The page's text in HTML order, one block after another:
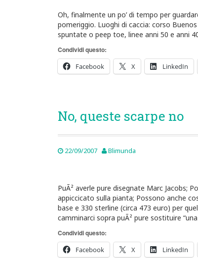
Oh, finalmente un po’ di tempo per
pomeriggio. Luoghi di caccia: corso
spuntate o peep toe, linee anni 50 e anni
Condividi questo:
Facebook
X LinkedIn
No, queste scarpe no
22/09/2007 Blimunda
PuÃ² averle pure disegnate Marc Jacobs;
appiccicato sulla pianta; Possono anche
base e 330 sterline (circa 473 euro) per
camminarci sopra puÃ² pure sostituire
Condividi questo:
Facebook
X LinkedIn